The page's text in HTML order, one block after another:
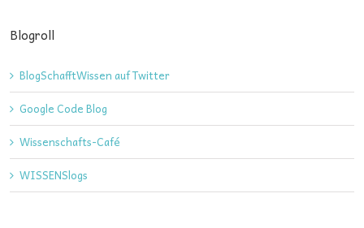
Blogroll
BlogSchafftWissen auf Twitter
Google Code Blog
Wissenschafts-Café
WISSENSlogs